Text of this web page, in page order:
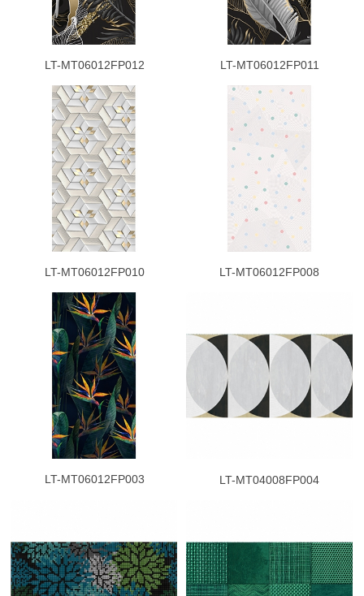
LT-MT06012FP012 LT-MT06012FP011
LT-MT06012FP010 LT-MT06012FP008
LT-MT06012FP003 LT-MT04008FP004